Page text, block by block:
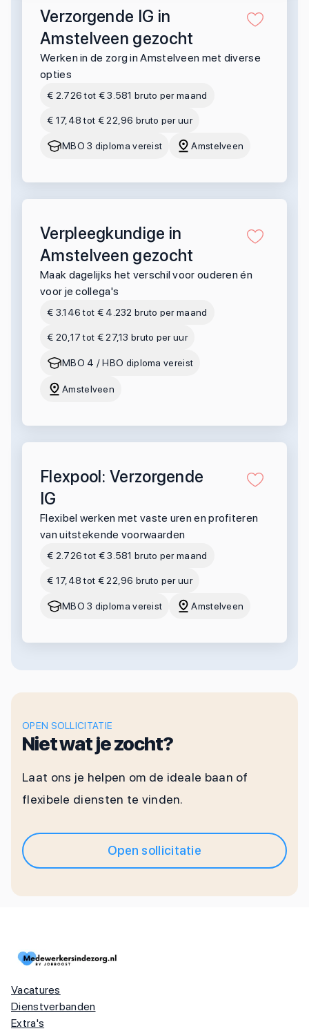
Verzorgende IG in
Amstelveen gezocht
Werken in de zorg in Amstelveen met diverse
opties
€ 2.726 tot € 3.581 bruto per maand
€ 17,48 tot € 22,96 bruto per uur
MBO 3 diploma vereist Amstelveen
Verpleegkundige in
Amstelveen gezocht
Maak dagelijks het verschil voor ouderen én
voor je collega's
€ 3.146 tot € 4.232 bruto per maand
€ 20,17 tot € 27,13 bruto per uur
MBO 4 / HBO diploma vereist
Amstelveen
Flexpool: Verzorgende
IG
Flexibel werken met vaste uren en profiteren
van uitstekende voorwaarden
€ 2.726 tot € 3.581 bruto per maand
€ 17,48 tot € 22,96 bruto per uur
MBO 3 diploma vereist Amstelveen
OPEN SOLLICITATIE
Niet wat je zocht?
Laat ons je helpen om de ideale baan of
flexibele diensten te vinden.
Open sollicitatie
Vacatures
Dienstverbanden
Extra's